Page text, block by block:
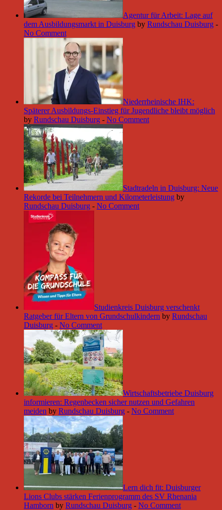
Agentur für Arbeit: Lage auf
dem Ausbildungsmarkt in Duisburg by Rundschau Duisburg -
No Comment
Niederrheinische IHK:
Späterer Ausbildungs-Einstieg für Jugendliche bleibt möglich
by Rundschau Duisburg - No Comment
Stadtradeln in Duisburg: Neue
Rekorde bei Teilnehmern und Kilometerleistung by
Rundschau Duisburg - No Comment
Studienkreis Duisburg verschenkt
Ratgeber für Eltern von Grundschulkindern by Rundschau
Duisburg - No Comment
Wirtschaftsbetriebe Duisburg
informieren: Regenbecken sicher nutzen und Gefahren
meiden by Rundschau Duisburg - No Comment
Lern dich fit: Duisburger
Lions Clubs stärken Ferienprogramm des SV Rhenania
Hamborn by Rundschau Duisburg - No Comment